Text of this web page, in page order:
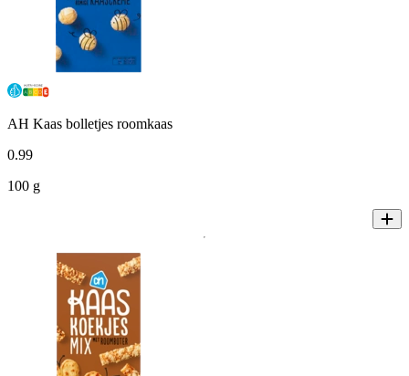
AH Kaas bolletjes roomkaas
0.99
100 g